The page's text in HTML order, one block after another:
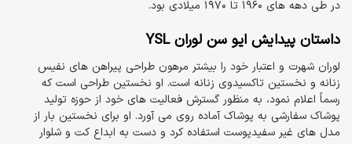
در طی دهه های 1960 تا 1970 میلادی بود.
داستان پیدایش ایو سن لوران YSL
لوران شهرت و اعتبار خود را بیشتر مرهون طراحی پیراهن های نفیس
زنانه و نخستین تاکسیدوی زنانه است. او نخستین طراحی است که
رسماً اعلام نمود، به منظور گسترش فعالیت های خود از حوزه تولید
پوشاک سفارشی به پوشاک آماده روی می آورد. او برای نخستین بار از
مدل های غیر سفیدپوست استفاده کرد و دست به ابداع کت و شلوار